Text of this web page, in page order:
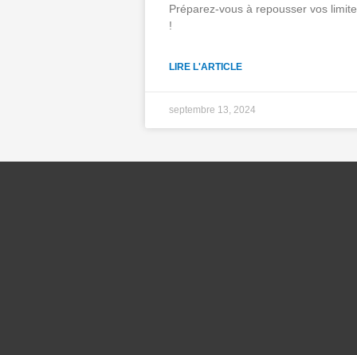
Préparez-vous à repousser vos
!
LIRE L'ARTICLE
septembre 13, 2024